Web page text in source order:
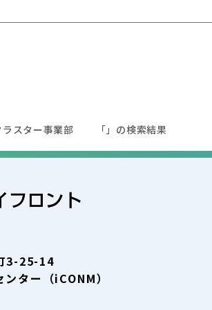
スター事業部 「」の検索結果
3-25-14
ター（iCONM）